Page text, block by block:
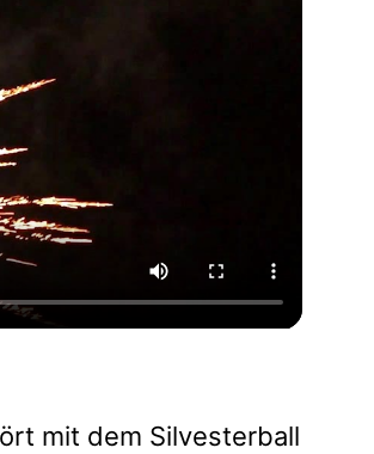
mit dem Silvesterball